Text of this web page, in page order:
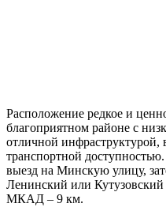
Расположение редкое и
благоприятном районе с
отличной инфраструктурой,
транспортной
выезд на Минскую улицу,
Ленинский или
МКАД – 9 км.